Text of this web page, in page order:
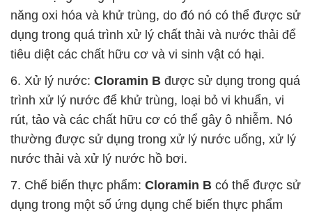
năng oxi hóa và khử trùng, do đó nó có thể được sử
dụng trong quá trình xử lý chất thải và nước thải để
tiêu diệt các chất hữu cơ và vi sinh vật có hại.
6. Xử lý nước: Cloramin B được sử dụng trong quá
trình xử lý nước để khử trùng, loại bỏ vi khuẩn, vi
rút, tảo và các chất hữu cơ có thể gây ô nhiễm. Nó
thường được sử dụng trong xử lý nước uống, xử lý
nước thải và xử lý nước hồ bơi.
7. Chế biến thực phẩm: Cloramin B có thể được sử
dụng trong một số ứng dụng chế biến thực phẩm